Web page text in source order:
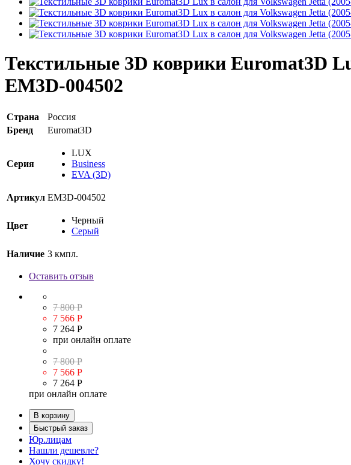
Текстильные 3D коврики Euromat3D
EM3D-004502
Страна
Россия
Бренд
Euromat3D
Серия
LUX
Business
EVA (3D)
Артикул EM3D-004502
Цвет
Черный
Серый
Наличие 3 кмпл.
Оставить отзыв
7 800 Р
7 566 Р
7 264 Р
при онлайн оплате
7 800 Р
7 566 Р
7 264 Р
при онлайн оплате
В корзину
Быстрый заказ
Юр.лицам
Нашли дешевле?
Хочу скидку!